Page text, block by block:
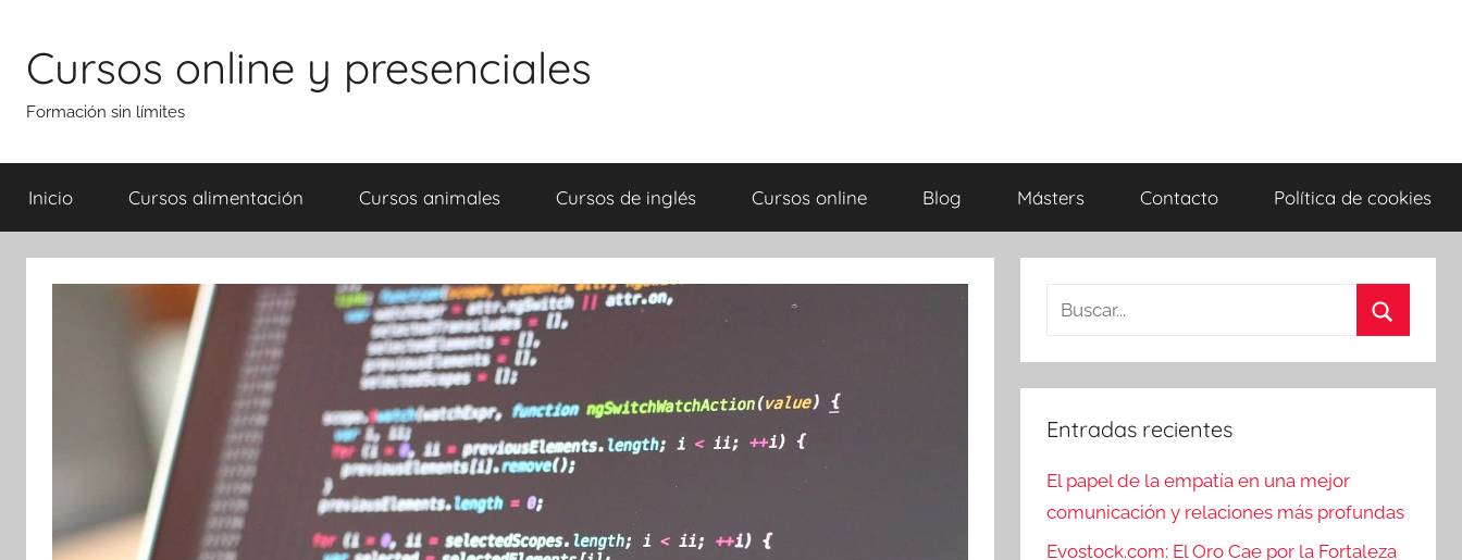
contenido
Cursos online y presenciales
Formación sin límites
Inicio Cursos alimentación Cursos animales Cursos de inglés Cursos online Blog Másters Contacto Política de cookies
Entradas recientes
El papel de la empatía en una mejor
comunicación y relaciones más profundas
Evostock.com: El Oro Cae por la Fortaleza